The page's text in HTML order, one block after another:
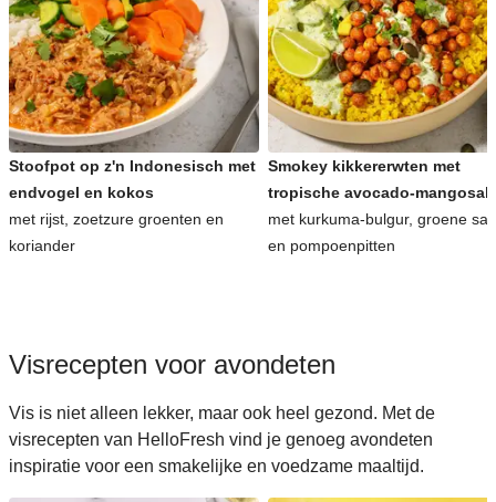
Stoofpot op z'n Indonesisch met
endvogel en kokos
met rijst, zoetzure groenten en
koriander
Smokey kikkererwten met
tropische avocado-
met kurkuma-bulgur, groene
en pompoenpitten
Visrecepten voor avondeten
Vis is niet alleen lekker, maar ook heel gezond. Met de
visrecepten van HelloFresh vind je genoeg avondeten
inspiratie voor een smakelijke en voedzame maaltijd.